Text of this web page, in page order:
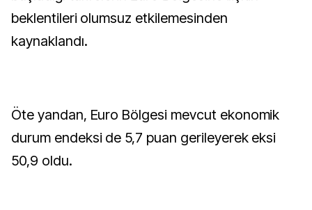
beklentileri olumsuz etkilemesinden
kaynaklandı.
Öte yandan, Euro Bölgesi mevcut ekonomik
durum endeksi de 5,7 puan gerileyerek eksi
50,9 oldu.